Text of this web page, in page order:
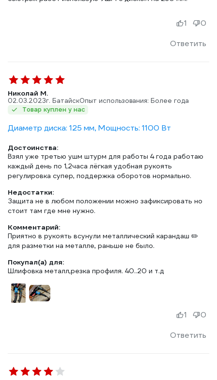
Ответить
1 0
Николай М.
02.03.2023г. БатайскОпыт использования: Более года
Товар куплен у нас
Диаметр диска: 125 мм, Мощность: 1100 Вт
Достоинства:
Взял уже третью ушм штурм для работы 4 года работаю
каждый день по 1,2часа лёгкая удобная рукоять
регулировка супер, поддержка оборотов нормально.
Недостатки:
Защита не в любом положении можно зафиксировать но
стоит там где мне нужно.
Комментарий:
Приятно в рукоять всунули металлический карандаш ✏️
для разметки на металле, раньше не было.
Покупал(а) для:
Шлифовка металл,резка профиля. 40..20 и т.д
Ответить
1 0